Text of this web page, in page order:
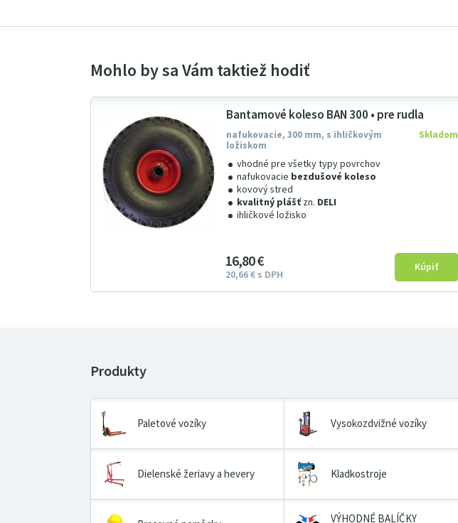
Bantamové koleso BAN 300 • pre rudla
nafukovacie, 300 mm, s ihličkovým
ložiskom
vhodné pre všetky typy povrchov
nafukovacie bezdušové koleso
kovový stred
kvalitný plášťzn. DELI
ihličkové ložisko
Skladom
16 80€
20 66€ s DPH
Paletové vozíky Vysokozdvižné vozíky
Dielenské žeriavy a hevery Kladkostroje
VÝHODNÉ BALÍČKY